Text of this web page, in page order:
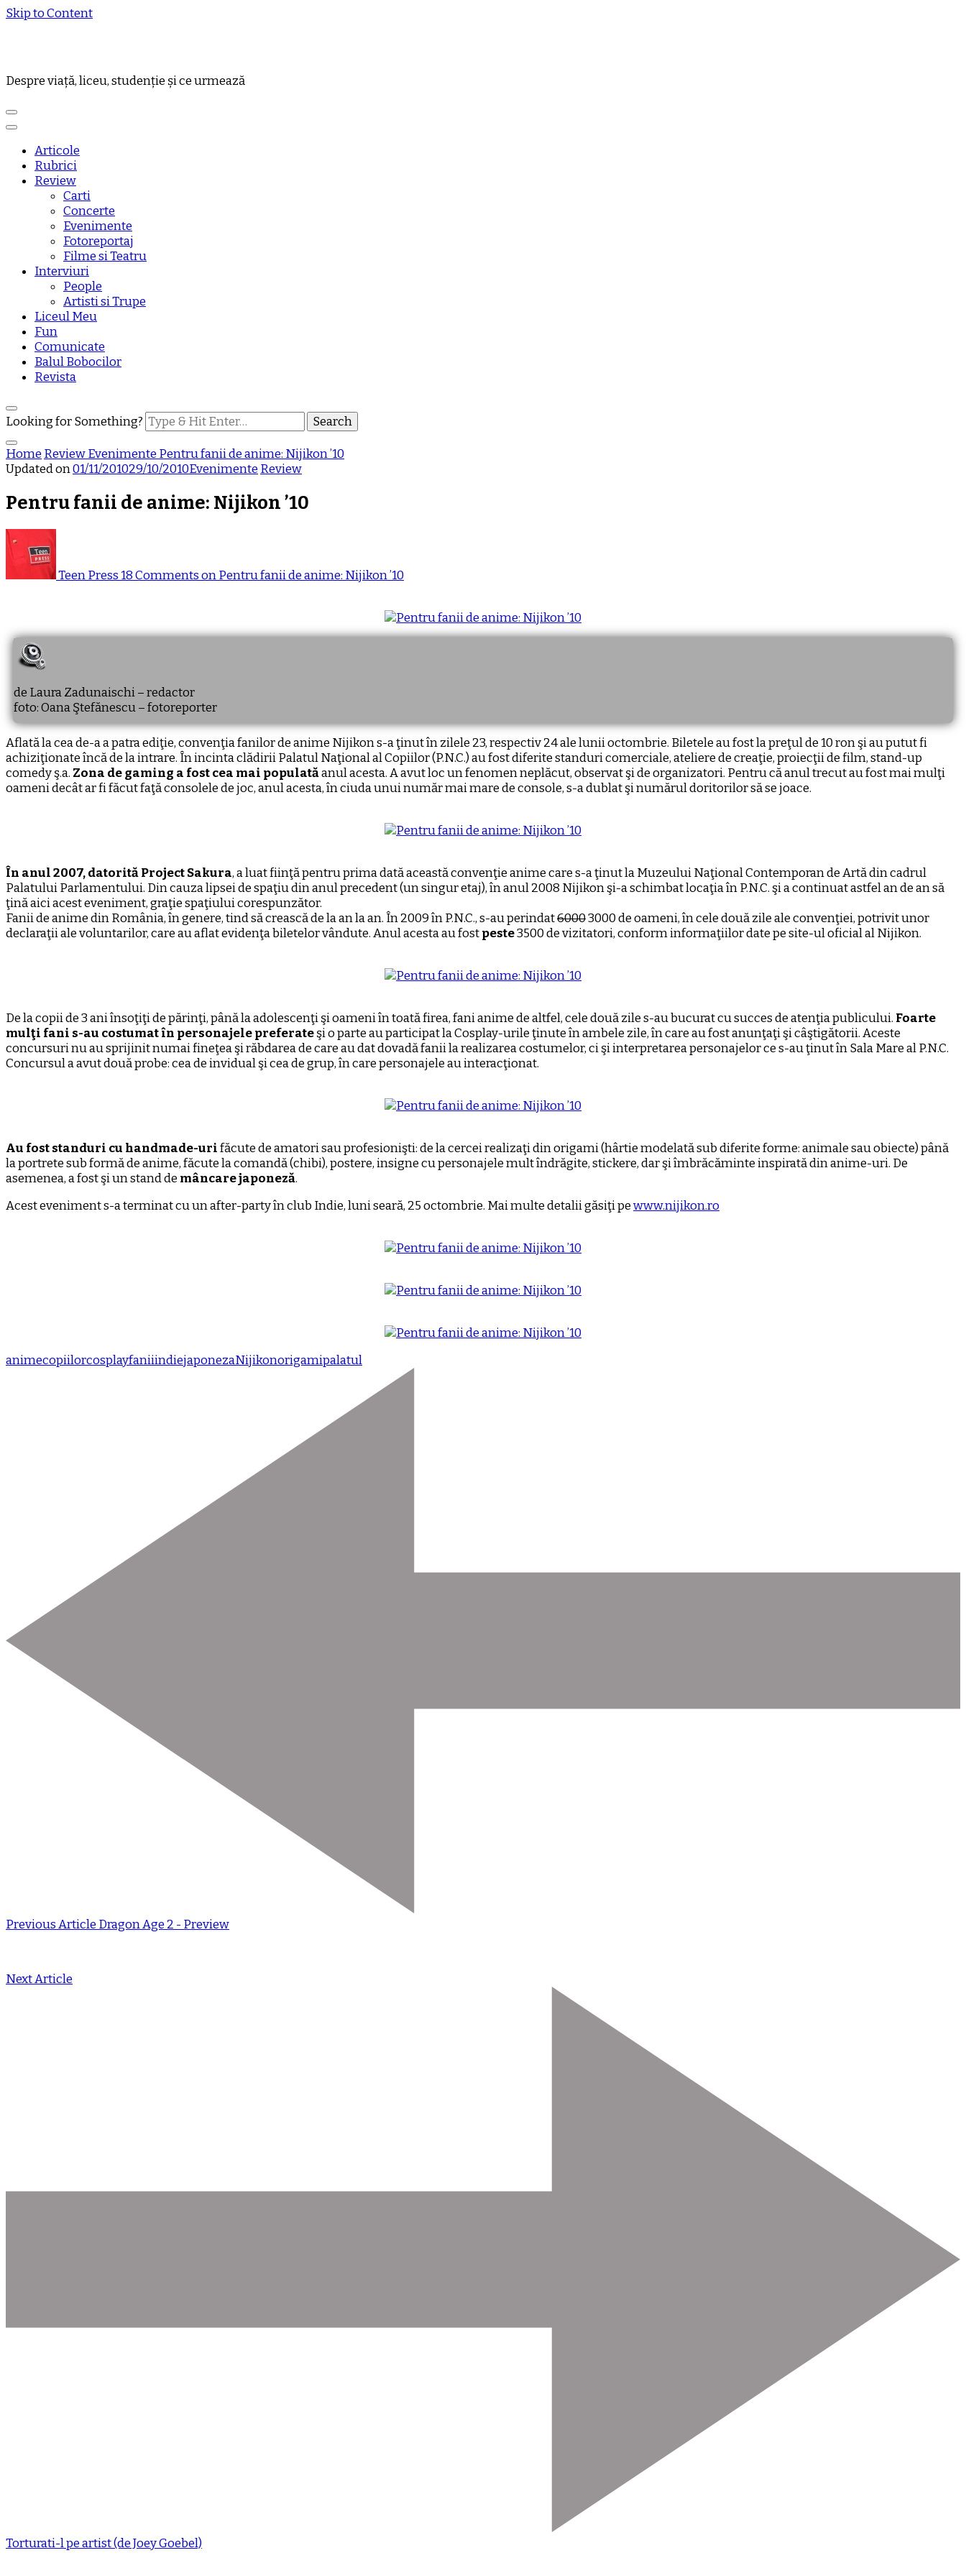
Skip to Content
Despre viață, liceu, studenție și ce urmează
Articole
Rubrici
Review
Carti
Concerte
Evenimente
Fotoreportaj
Filme si Teatru
Interviuri
People
Artisti si Trupe
Liceul Meu
Fun
Comunicate
Balul Bobocilor
Revista
Looking for Something?
Home ReviewEvenimente Pentru fanii de anime: Nijikon ’10
Updated on01/11/201029/10/2010Evenimente Review
Pentru fanii de anime: Nijikon ’10
Teen Press18 Commentson Pentru fanii de anime: Nijikon ’10
de Laura Zadunaischi – redactor
foto: Oana Ştefănescu – fotoreporter
Aflată la cea de-a a patra ediţie, convenţia fanilor de anime Nijikon s-a ţinut în zilele 23, respectiv 24 ale lunii octombrie. Biletele au fost la preţul de 10 ron şi au putut fi
achiziţionate încă de la intrare. În incinta clădirii Palatul Naţional al Copiilor (P.N.C.) au fost diferite standuri comerciale, ateliere de creaţie, proiecţii de film, stand-up
comedy ş.a. Zona de gaming a fost cea mai populatăanul acesta. A avut loc un fenomen neplăcut, observat şi de organizatori. Pentru că anul trecut au fost mai mulţi
oameni decât ar fi făcut faţă consolele de joc, anul acesta, în ciuda unui număr mai mare de console, s-a dublat şi numărul doritorilor să se joace.
În anul 2007, datorită Project Sakura, a luat fiinţă pentru prima dată această convenţie anime care s-a ţinut la Muzeului Naţional Contemporan de Artă din cadrul
Palatului Parlamentului. Din cauza lipsei de spaţiu din anul precedent (un singur etaj), în anul 2008 Nijikon şi-a schimbat locaţia în P.N.C. şi a continuat astfel an de an să
ţină aici acest eveniment, graţie spaţiului corespunzător.
Fanii de anime din România, în genere, tind să crească de la an la an. În 2009 în P.N.C., s-au perindat60003000 de oameni, în cele două zile ale convenţiei, potrivit unor
declaraţii ale voluntarilor, care au aflat evidenţa biletelor vândute. Anul acesta au fostpeste3500 de vizitatori, conform informaţiilor date pe site-ul oficial al Nijikon.
De la copii de 3 ani însoţiţi de părinţi, până la adolescenţi şi oameni în toată firea, fani anime de altfel, cele două zile s-au bucurat cu succes de atenţia publicului. Foarte
mulţi fani s-au costumat în personajele preferateşi o parte au participat la Cosplay-urile ţinute în ambele zile, în care au fost anunţaţi şi câştigătorii. Aceste
concursuri nu au sprijinit numai fineţea şi răbdarea de care au dat dovadă fanii la realizarea costumelor, ci şi interpretarea personajelor ce s-au ţinut în Sala Mare al P.N.C.
Concursul a avut două probe: cea de invidual şi cea de grup, în care personajele au interacţionat.
Au fost standuri cu handmade-urifăcute de amatori sau profesionişti: de la cercei realizaţi din origami (hârtie modelată sub diferite forme: animale sau obiecte) până
la portrete sub formă de anime, făcute la comandă (chibi), postere, insigne cu personajele mult îndrăgite, stickere, dar şi îmbrăcăminte inspirată din anime-uri. De
asemenea, a fost şi un stand de mâncare japoneză.
Acest eveniment s-a terminat cu un after-party în club Indie, luni seară, 25 octombrie. Mai multe detalii găsiţi pewww.nijikon.ro
animecopiilorcosplayfaniiindiejaponezaNijikonorigamipalatul
Previous Article Dragon Age 2 - Preview
Next Article
Torturati-l pe artist (de Joey Goebel)